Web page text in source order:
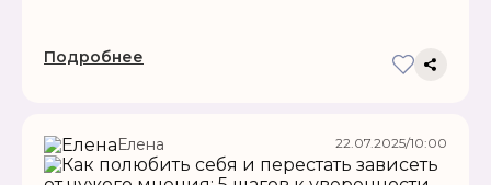
Подробнее
Елена 22.07.2025/10:00